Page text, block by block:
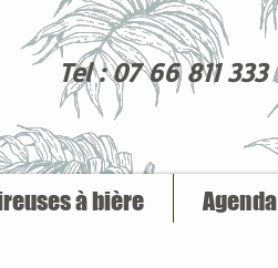
Tel : 07 66 811 333
à bière Agenda